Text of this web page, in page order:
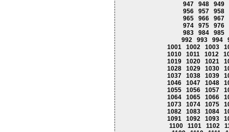
947
948
949
956
957
958
965
966
967
974
975
976
983
984
985
992
993 994
1001
1002 1003
1010
1011 1012
1019
1020 1021
1028
1029 1030
1037
1038 1039
1046
1047 1048
1055
1056 1057
1064
1065 1066
1073
1074 1075
1082
1083 1084
1091
1092 1093
1100
1101 1102